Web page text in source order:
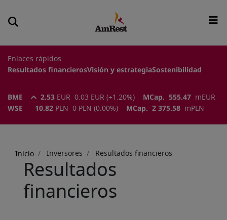
Enlaces rápidos:
Resultados financierosVisión y estrategiaSostenibilidad
BME 2.53 EUR 0.03 EUR (+1.20%) MCap. 555.47 m EUR
WSE
10.82 PLN 0 PLN (0.00%) MCap. 2 375.58 m PLN
ayuda
Inicio Inversores Resultados financieros
Resultados
financieros